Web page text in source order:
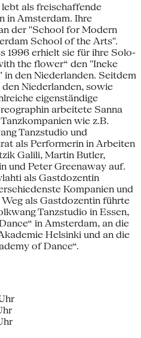
als freischaffende
in Amsterdam. Ihre
der "School for Modern
School of the Arts".
1996 erhielt sie für ihre Solo-
the flower“ den "Ineke
den Niederlanden. Seitdem
Niederlanden, sowie
eigenständige
arbeitete Sanna
wie z.B.
Tanzstudio und
als Performerin in Arbeiten
Galili, Martin Butler,
und Peter Greenaway auf.
als Gastdozentin
Kompanien und
als Gastdozentin führte
Tanzstudio in Essen,
in Amsterdam, an die
Helsinki und an die
of Dance“.